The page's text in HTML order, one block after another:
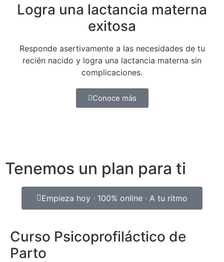
Logra una lactancia materna
exitosa
Responde asertivamente a las necesidades de tu
recién nacido y logra una lactancia materna sin
complicaciones.
Conoce más
Tenemos un plan para ti
Empieza hoy · 100% online · A tu ritmo
Curso Psicoprofiláctico de
Parto